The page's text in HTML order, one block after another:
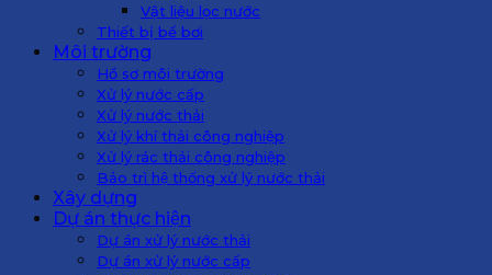
Vật liệu lọc nước
Thiết bị bể bơi
Môi trường
Hồ sơ môi trường
Xử lý nước cấp
Xử lý nước thải
Xử lý khí thải công nghiệp
Xử lý rác thải công nghiệp
Bảo trì hệ thống xử lý nước thải
Xây dựng
Dự án thực hiện
Dự án xử lý nước thải
Dự án xử lý nước cấp